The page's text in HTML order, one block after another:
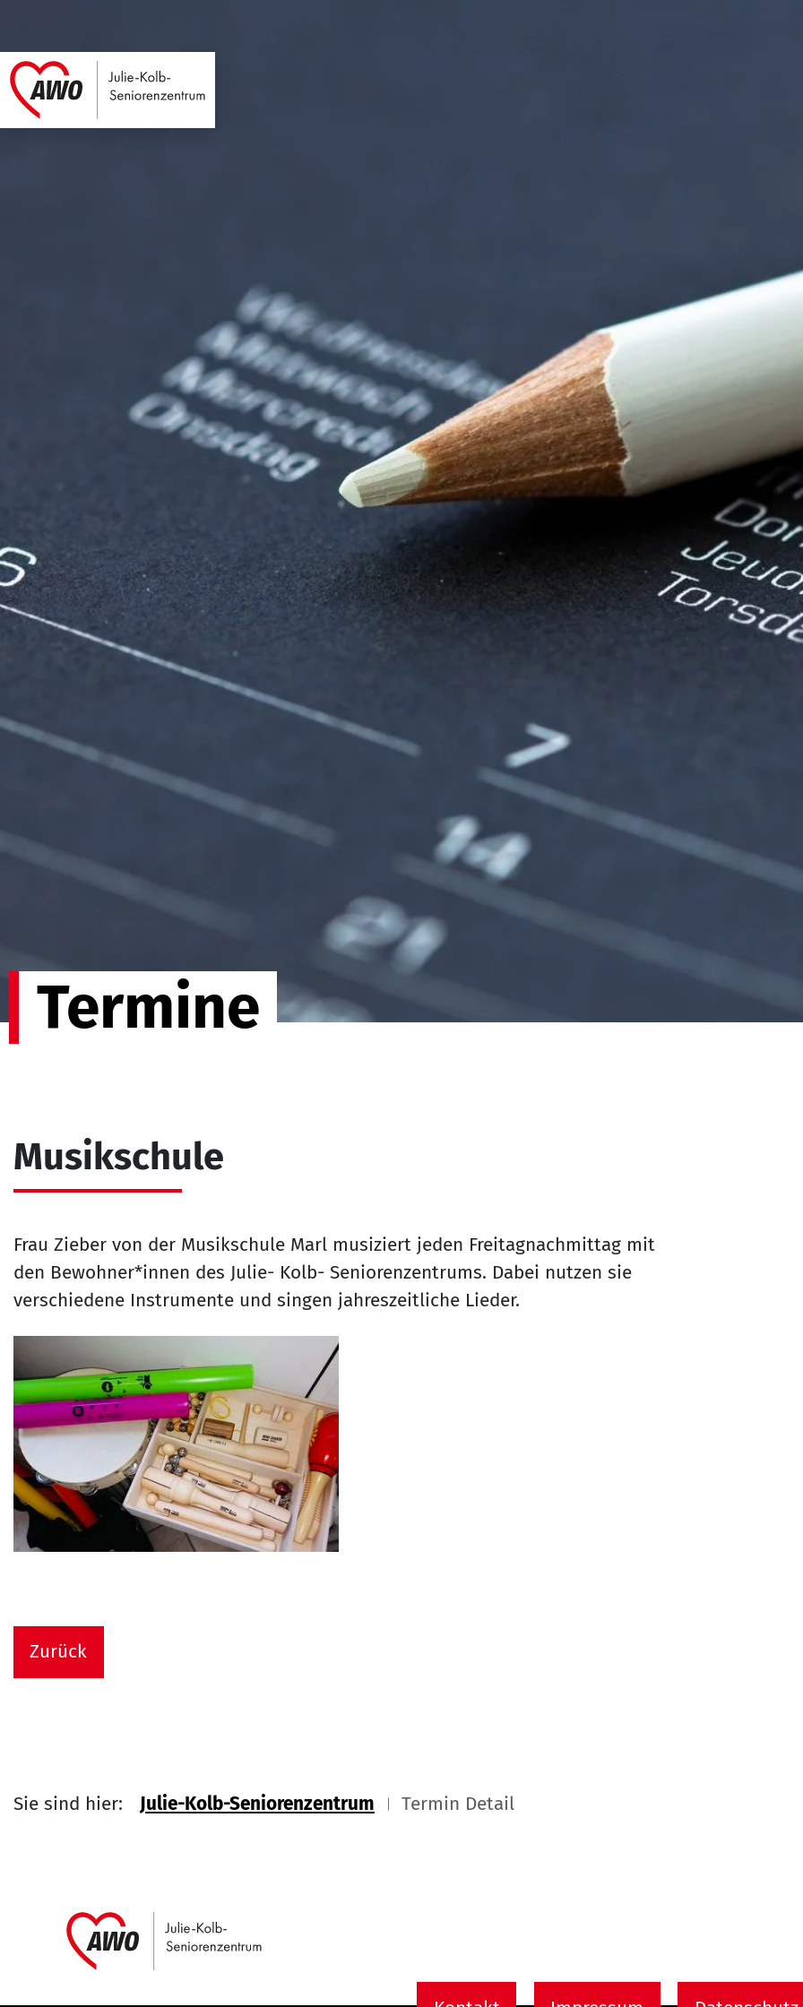
Termine
Musikschule
Frau Zieber von der Musikschule Marl musiziert jeden Freitagnachmittag mit
den Bewohner*innen des Julie- Kolb- Seniorenzentrums. Dabei nutzen sie
verschiedene Instrumente und singen jahreszeitliche Lieder.
Zurück
Sie sind hier: Julie-Kolb-Seniorenzentrum Termin Detail